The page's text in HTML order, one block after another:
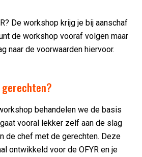
De workshop krijg je bij aanschaf
de workshop vooraf volgen maar
naar de voorwaarden hiervoor.
gerechten?
behandelen we de basis
vooral lekker zelf aan de slag
de chef met de gerechten. Deze
ontwikkeld voor de OFYR en je